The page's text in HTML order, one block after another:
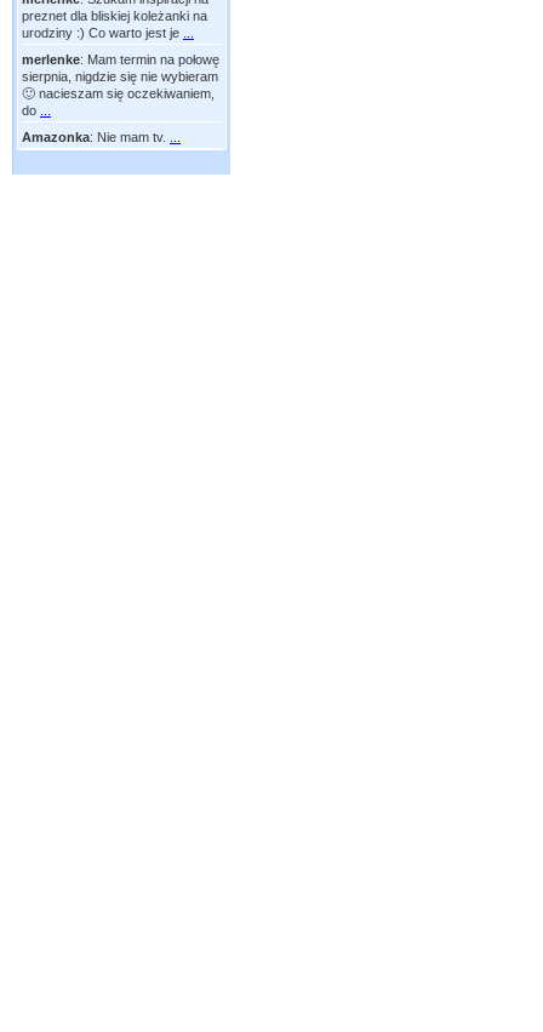
preznet dla bliskiej koleżanki na
urodziny :) Co warto jest je
merlenke: Mam termin na połowę
sierpnia, nigdzie się nie wybieram
🙂 nacieszam się oczekiwaniem,
do
Amazonka: Nie mam tv.